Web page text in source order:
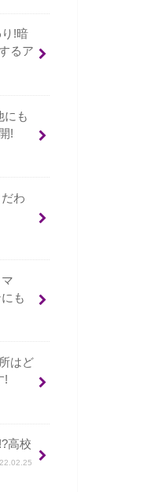
!暗
るア
にも
!
わ
も
はど
!
高校